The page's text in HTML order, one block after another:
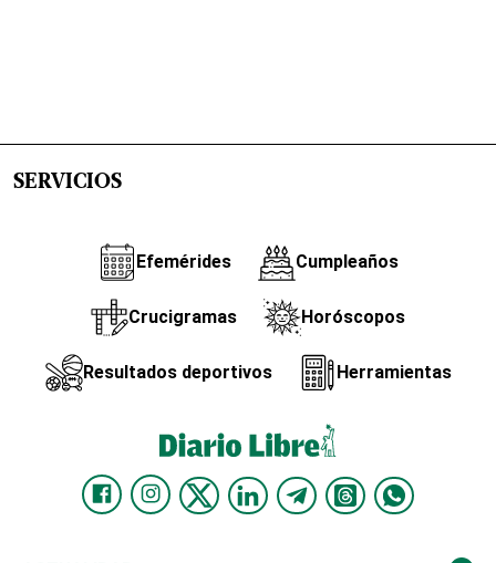
SERVICIOS
Efemérides Cumpleaños
Crucigramas Horóscopos
Resultados deportivos Herramientas